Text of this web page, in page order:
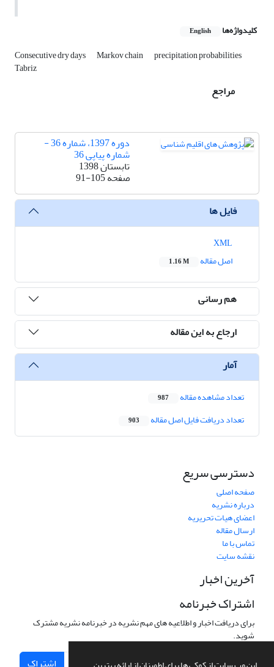
کلیدواژه‌ها English
Consecutive dry days Markov chain precipitation probabilities
Tabriz
مراجع
دوره 1397، شماره 36 -
شماره پیاپی 36
تابستان 1398
صفحه91-105
فایل ها
اصل مقاله
1.16 M
هم رسانی
ارجاع به این مقاله
آمار
تعداد مشاهده مقاله 987
تعداد دریافت فایل اصل مقاله 903
دسترسی سریع
صفحه اصلی
درباره نشریه
اعضای هیات تحریریه
ارسال مقاله
تماس با ما
نقشه سایت
آخرین اخبار
اشتراک خبرنامه
برای دریافت اخبار و اطلاعیه های مهم نشریه در خبرنامه نشریه مشترک
شوید.